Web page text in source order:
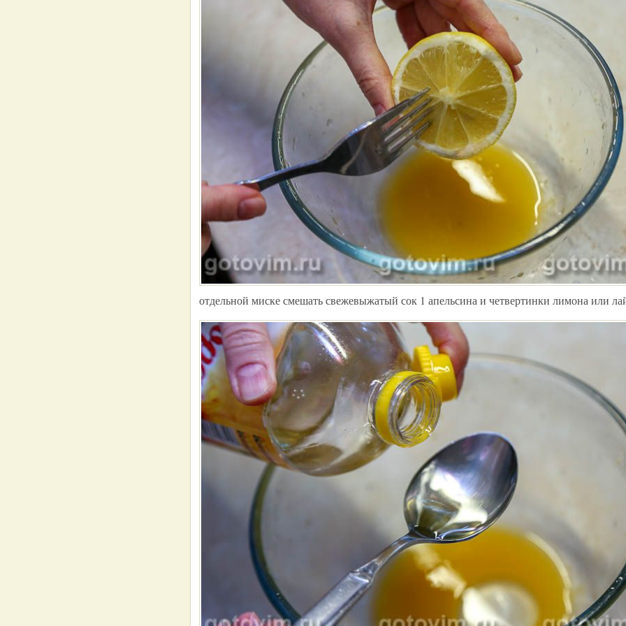
отдельной миске смешать свежевыжатый сок 1 апельсина и четвертинки лимона или